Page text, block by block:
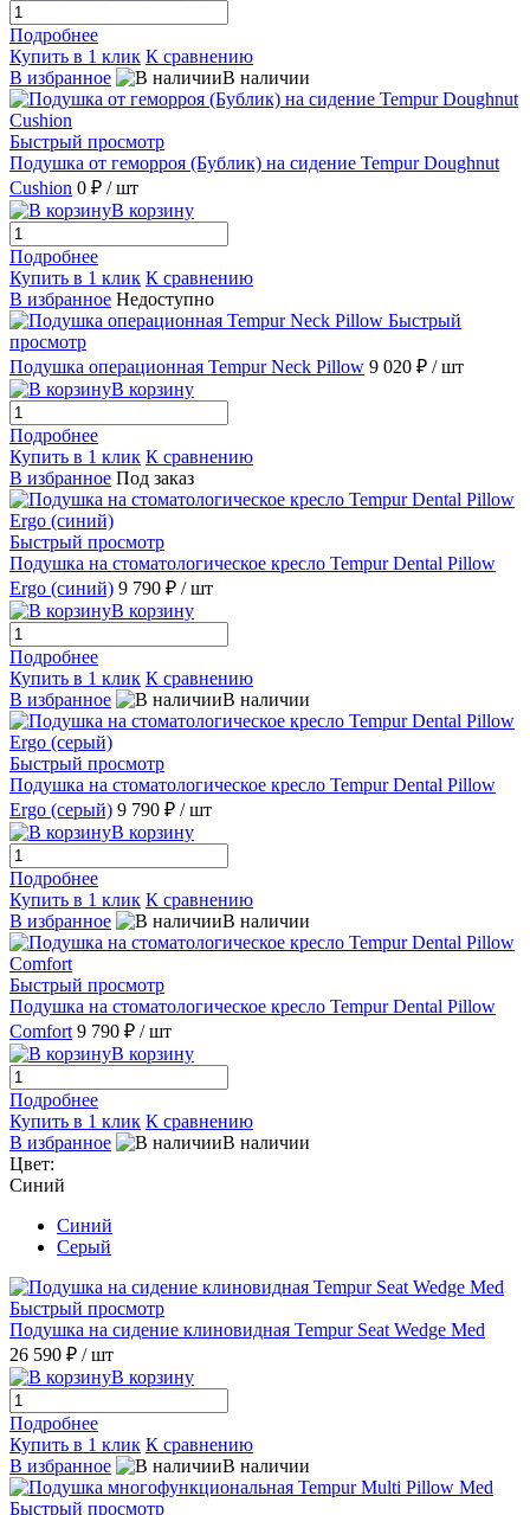
Подробнее
Купить в 1 клик К сравнению
В избранное
В наличии
Быстрый просмотр
Подушка от геморроя (Бублик) на сидение Tempur Doughnut
Cushion 0 ₽ / шт
В корзину
Подробнее
Купить в 1 клик К сравнению
В избранное Недоступно
Быстрый
просмотр
Подушка операционная Tempur Neck Pillow 9 020 ₽ / шт
В корзину
Подробнее
Купить в 1 клик К сравнению
В избранное Под заказ
Быстрый просмотр
Подушка на стоматологическое кресло Tempur Dental Pillow
Ergo (синий) 9 790 ₽ / шт
В корзину
Подробнее
Купить в 1 клик К сравнению
В избранное
В наличии
Быстрый просмотр
Подушка на стоматологическое кресло Tempur Dental Pillow
Ergo (серый) 9 790 ₽ / шт
В корзину
Подробнее
Купить в 1 клик К сравнению
В избранное
В наличии
Быстрый просмотр
Подушка на стоматологическое кресло Tempur Dental Pillow
Comfort 9 790 ₽ / шт
В корзину
Подробнее
Купить в 1 клик К сравнению
В избранное
В наличии
Цвет:
Синий
Синий
Серый
Быстрый просмотр
Подушка на сидение клиновидная Tempur Seat Wedge Med
26 590 ₽ / шт
В корзину
Подробнее
Купить в 1 клик К сравнению
В избранное
В наличии
Быстрый просмотр